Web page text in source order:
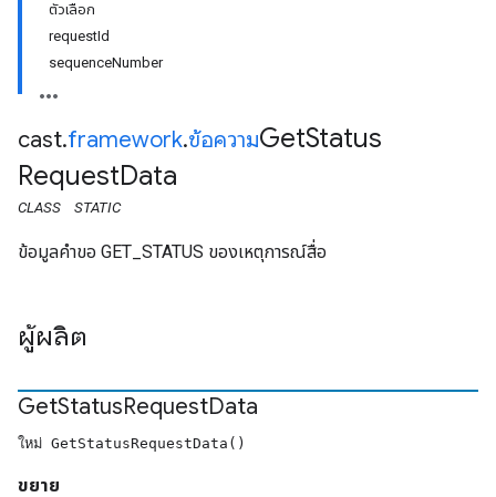
ตัวเลือก
requestId
sequenceNumber
cast.framework.ข้อความGetStatus
RequestData
CLASS STATIC
ข้อมูลคำขอ GET_STATUS ของเหตุการณ์สื่อ
ผู้ผลิต
GetStatusRequestData
ใหม่ GetStatusRequestData()
ขยาย